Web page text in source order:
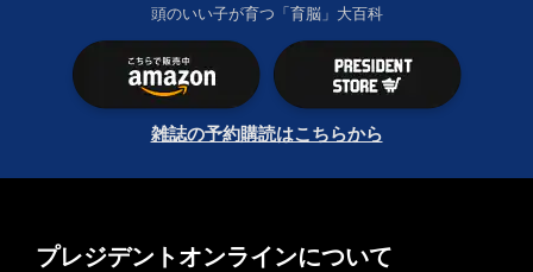
頭のいい子が育つ「育脳」大百科
雑誌の予約購読はこちらから
プレジデントオンラインについて